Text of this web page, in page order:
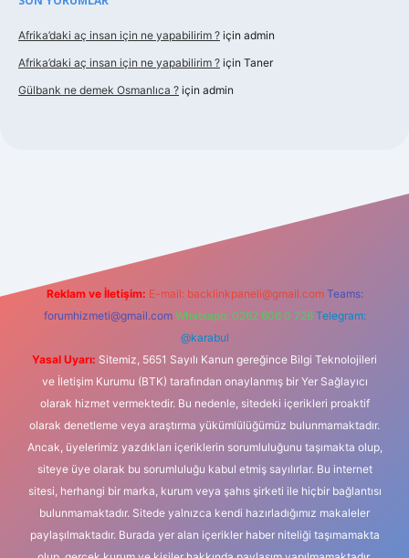
Afrika’daki aç insan için ne yapabilirim ? için admin
Afrika’daki aç insan için ne yapabilirim ? için Taner
Gülbank ne demek Osmanlıca ? için admin
Reklam ve İletişim: E-mail: backlinkpaneli@gmail.com Teams:
forumhizmeti@gmail.com Whatsapp: 0262 606 0 726 Telegram:
@karabul
Yasal Uyarı: Sitemiz, 5651 Sayılı Kanun gereğince Bilgi Teknolojileri
ve İletişim Kurumu (BTK) tarafından onaylanmış bir Yer Sağlayıcı
olarak hizmet vermektedir. Bu nedenle, sitedeki içerikleri proaktif
olarak denetleme veya araştırma yükümlülüğümüz bulunmamaktadır.
Ancak, üyelerimiz yazdıkları içeriklerin sorumluluğunu taşımakta olup,
siteye üye olarak bu sorumluluğu kabul etmiş sayılırlar. Bu internet
sitesi, herhangi bir marka, kurum veya şahıs şirketi ile hiçbir bağlantısı
bulunmamaktadır. Sitede yalnızca kendi hazırladığımız makaleler
paylaşılmaktadır. Burada yer alan içerikler haber niteliği taşımamakta